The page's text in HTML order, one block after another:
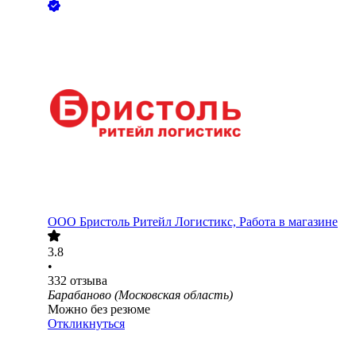
ООО Бристоль Ритейл Логистикс, Работа в магазине
3.8
•
332 отзыва
Барабаново (Московская область)
Можно без резюме
Откликнуться